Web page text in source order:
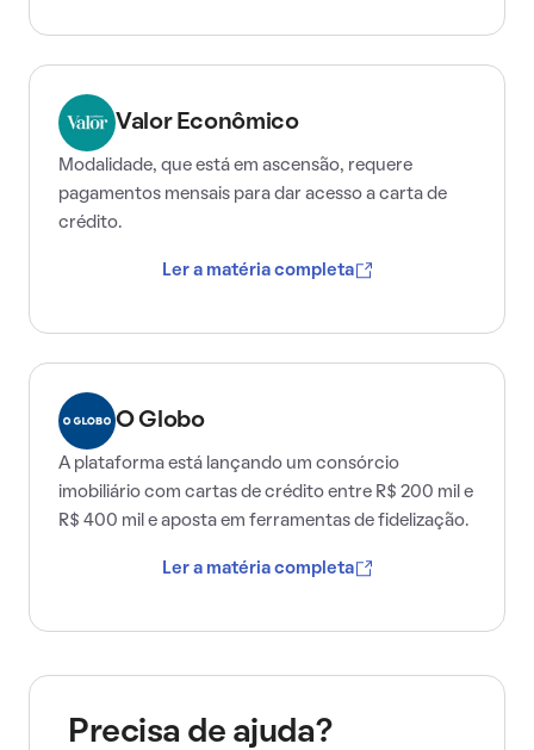
Valor Econômico
Modalidade, que está em ascensão, requere
pagamentos mensais para dar acesso a carta de
crédito.
Ler a matéria completa
O Globo
A plataforma está lançando um consórcio
imobiliário com cartas de crédito entre R$ 200 mil e
R$ 400 mil e aposta em ferramentas de fidelização.
Ler a matéria completa
Precisa de ajuda?